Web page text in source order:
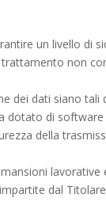
un livello di
non
dei dati siano tali
dotato di
della
dal